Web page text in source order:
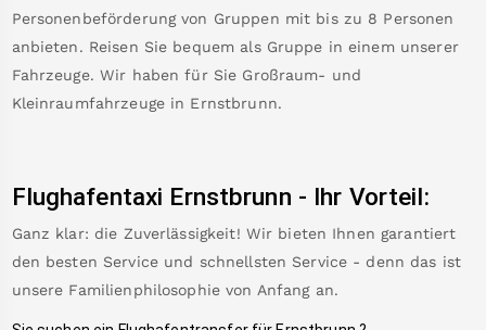
Personenbeförderung von Gruppen mit bis zu 8 Personen
anbieten. Reisen Sie bequem als Gruppe in einem unserer
Fahrzeuge. Wir haben für Sie Großraum- und
Kleinraumfahrzeuge in Ernstbrunn.
Flughafentaxi Ernstbrunn - Ihr Vorteil:
Ganz klar: die Zuverlässigkeit! Wir bieten Ihnen garantiert
den besten Service und schnellsten Service - denn das ist
unsere Familienphilosophie von Anfang an.